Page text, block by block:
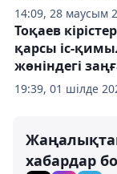
14:09, 28 маусым
19:39, 01 шілде
Тоқаев
қарсы іс-
жөніндегі
хабардар